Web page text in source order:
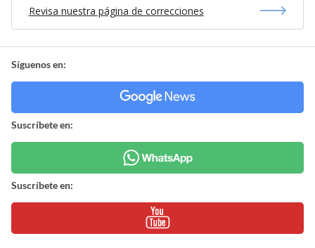
Revisa nuestra página de correcciones
Síguenos en:
Suscríbete en:
Suscríbete en: